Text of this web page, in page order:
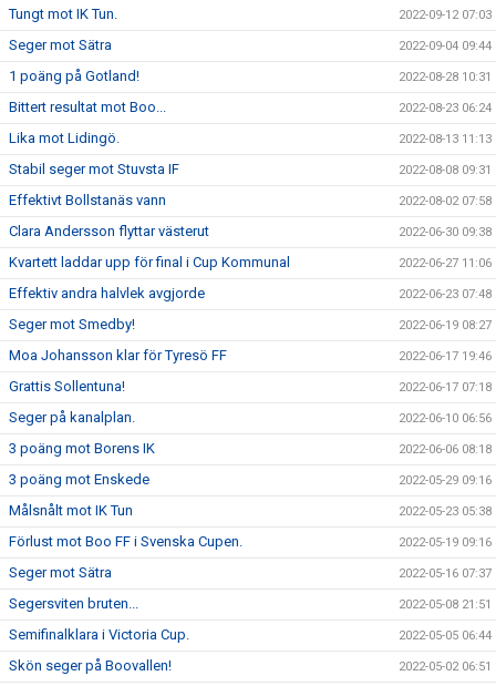
Tungt mot IK Tun. 2022-09-12 07:03
Seger mot Sätra 2022-09-04 09:44
1 poäng på Gotland! 2022-08-28 10:31
Bittert resultat mot Boo... 2022-08-23 06:24
Lika mot Lidingö. 2022-08-13 11:13
Stabil seger mot Stuvsta IF 2022-08-08 09:31
Effektivt Bollstanäs vann 2022-08-02 07:58
Clara Andersson flyttar västerut 2022-06-30 09:38
Kvartett laddar upp för final i Cup Kommunal 2022-06-27 11:06
Effektiv andra halvlek avgjorde 2022-06-23 07:48
Seger mot Smedby! 2022-06-19 08:27
Moa Johansson klar för Tyresö FF 2022-06-17 19:46
Grattis Sollentuna! 2022-06-17 07:18
Seger på kanalplan. 2022-06-10 06:56
3 poäng mot Borens IK 2022-06-06 08:18
3 poäng mot Enskede 2022-05-29 09:16
Målsnålt mot IK Tun 2022-05-23 05:38
Förlust mot Boo FF i Svenska Cupen. 2022-05-19 09:16
Seger mot Sätra 2022-05-16 07:37
Segersviten bruten... 2022-05-08 21:51
Semifinalklara i Victoria Cup. 2022-05-05 06:44
Skön seger på Boovallen! 2022-05-02 06:51